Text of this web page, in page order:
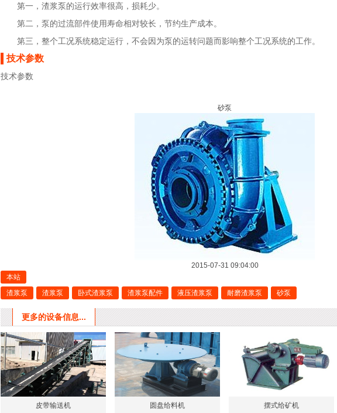
第一，渣浆泵的运行效率很高，损耗少。
第二，泵的过流部件使用寿命相对较长，节约生产成本。
第三，整个工况系统稳定运行，不会因为泵的运转问题而影响整个工况系统的工作。
技术参数
技术参数
砂泵
2015-07-31 09:04:00
本站
渣浆泵
渣浆泵 卧式渣浆泵 渣浆泵配件 液压渣浆泵 耐磨渣浆泵 砂泵
更多的设备信息...
皮带输送机 圆盘给料机 摆式给矿机